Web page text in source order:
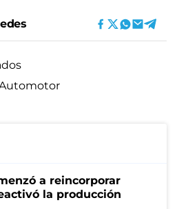
a reincorporar
la producción